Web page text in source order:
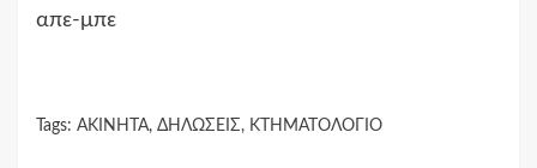
απε-μπε
Tags: ΑΚΙΝΗΤΑ, ΔΗΛΩΣΕΙΣ, ΚΤΗΜΑΤΟΛΟΓΙΟ